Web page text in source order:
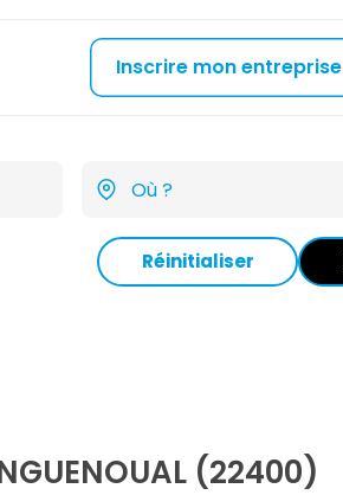
Inscrire mon entreprise
Réinitialiser
(22400)